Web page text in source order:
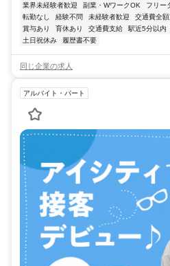
業界未経験者歓迎 副業・WワークOK フリー
転勤なし
経験不問 未経験者歓迎 交通費全
賞与あり
育休あり 交通費支給 駅近5分以内
土日祝休み
履歴書不要
同じ企業の求人
アルバイト・パート